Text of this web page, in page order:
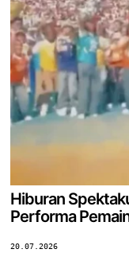
Hiburan
Performa
20.07.2026